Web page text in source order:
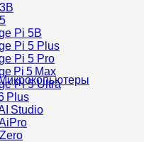
Микрокопьютеры
Pi 5B
Pi 5 Plus
Pi 5 Pro
Pi 5 Max
Pi 5 Ultra
Plus
Studio